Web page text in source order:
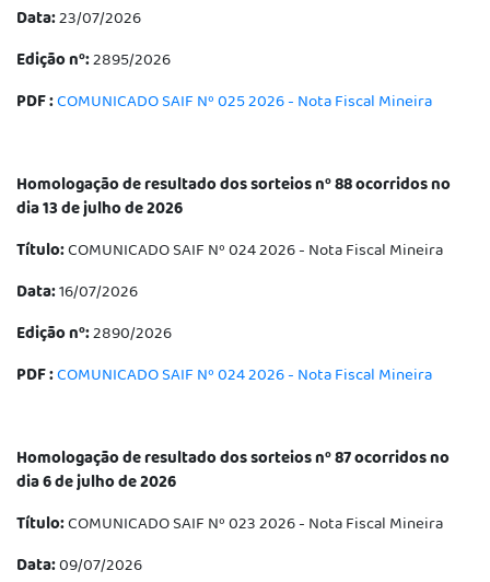
Data:23/07/2026
Edição nº:2895/2026
PDF :COMUNICADO SAIF Nº 025 2026 - Nota Fiscal Mineira
Homologação de resultado dos sorteios nº 88 ocorridos no
dia 13 de julho de 2026
Título:COMUNICADO SAIF Nº 024 2026 - Nota Fiscal Mineira
Data:16/07/2026
Edição nº:2890/2026
PDF :COMUNICADO SAIF Nº 024 2026 - Nota Fiscal Mineira
Homologação de resultado dos sorteios nº 87 ocorridos no
dia 6 de julho de 2026
Título:COMUNICADO SAIF Nº 023 2026 - Nota Fiscal Mineira
Data:09/07/2026